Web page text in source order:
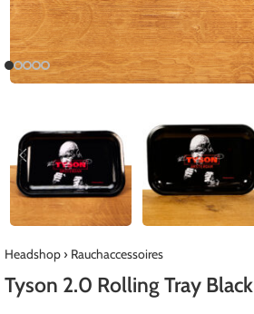
Headshop› Rauchaccessoires
Tyson 2.0 Rolling Tray Black